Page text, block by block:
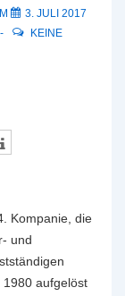
3. JULI 2017
KEINE
Kompanie, die
und
aufgelöst